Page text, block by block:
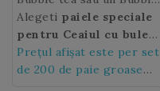
Hot chocolate la pachet
?
Alegeti paiele speciale
pentru Ceaiul cu bule
care le va proteja
bautura in miscare, in
Prețul afișat este per set
de 200 de paie groase